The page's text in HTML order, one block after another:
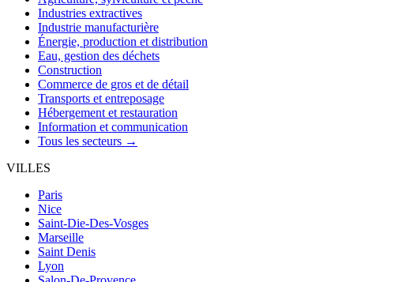
Industries extractives
Industrie manufacturière
Énergie, production et distribution
Eau, gestion des déchets
Construction
Commerce de gros et de détail
Transports et entreposage
Hébergement et restauration
Information et communication
Tous les secteurs →
VILLES
Paris
Nice
Saint-Die-Des-Vosges
Marseille
Saint Denis
Lyon